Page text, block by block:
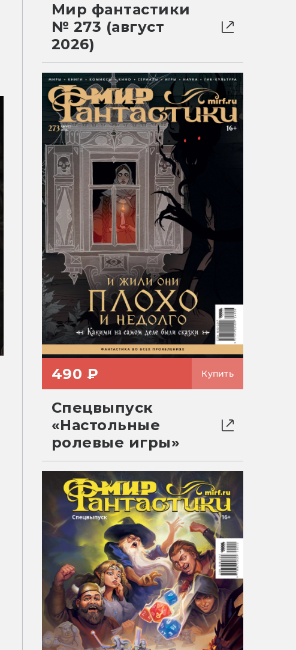
Мир фантастики
№ 273 (август
2026)
490 ₽ Купить
Спецвыпуск
«Настольные
ролевые игры»